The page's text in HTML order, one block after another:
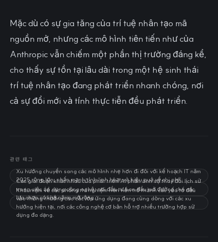
Mặc dù có sự gia tăng của trí tuệ nhân tạo mã
nguồn mở, nhưng các mô hình tiên tiến như của
Anthropic vẫn chiếm một phần thị trường đáng kể,
cho thấy sự tồn tại lâu dài trong một hệ sinh thái
trí tuệ nhân tạo đang phát triển nhanh chóng, nơi
cả sự đổi mới và tính thực tiễn đều phát triển.
관련 태그
Xu hướng chuyển sang các mô hình nhẹ hơn đi đôi với kế hoạch IT năm
2025 rộng lớn, nhấn mạnh tính linh hoạt và hiệu quả về chi phí.
Các giai đoạn khác nhau của phát triển AI phản ánh sự thay đổi lịch sử
trong việc áp dụng công nghệ, nơi đầu tư ban đầu mở đường cho các
lựa chọn có khả năng mở rộng.
Khái niệm về các phòng thí nghiệm tiên tiến trở thành các yếu tố đầu
vào thông thường cho các lớp ứng dụng đang cùng dòng với các xu
hướng hiện tại, nơi các công nghệ cơ bản hỗ trợ nhiều trường hợp sử
dụng đa dạng.